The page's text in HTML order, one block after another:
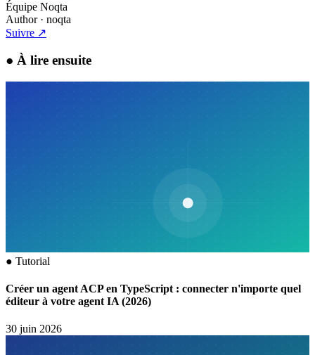
Équipe Noqta
Author· noqta
Suivre ↗
● À lire ensuite
● Tutorial
Créer un agent ACP en TypeScript : connecter n'importe quel
éditeur à votre agent IA (2026)
30 juin 2026